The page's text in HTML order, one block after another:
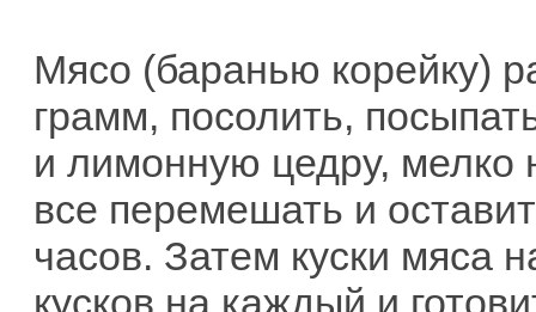
Мясо (баранью корейку)
грамм, посолить,
и лимонную цедру, мелко
все перемешать и
часов. Затем куски мяса
кусков на каждый и